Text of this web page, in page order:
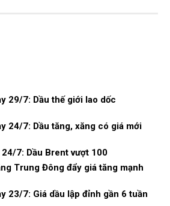
29/7: Dầu thế giới lao dốc
24/7: Dầu tăng, xăng có giá mới
7: Dầu Brent vượt 100
Trung Đông đẩy giá tăng mạnh
23/7: Giá dầu lập đỉnh gần 6 tuần